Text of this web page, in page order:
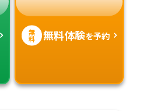
無
料 無料体験を予約